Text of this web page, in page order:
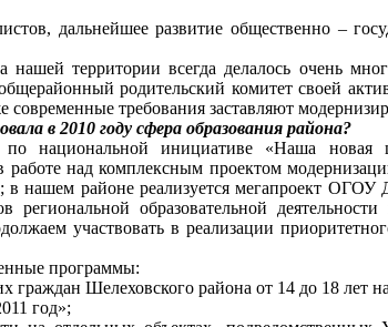
дальнейшее развитие общественно –
территории всегда делалось очень
родительский комитет своей
требования заставляют
в 2010 году сфера образования района?
национальной инициативе «Наша новая
работе над комплексным проектом
в нашем районе реализуется мегапроект
региональной образовательной
участвовать в реализации
программы:
граждан Шелеховского района от 14 до 18 лет
год»;